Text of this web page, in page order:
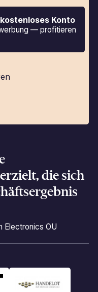
Konto
— profitieren
die sich
Electronics OU